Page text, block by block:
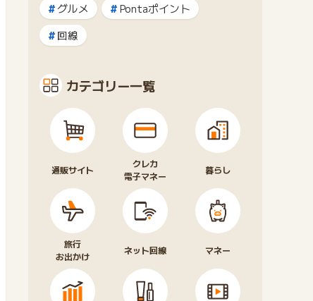
グルメ
Pontaポイント
回線
カテゴリー一覧
通販サイト
クレカ
電子マネー
暮らし
旅行
お出かけ
ネット回線 マネー